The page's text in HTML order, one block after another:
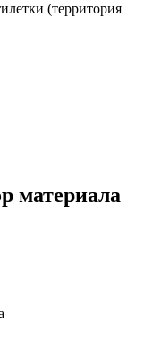
(территория
материала